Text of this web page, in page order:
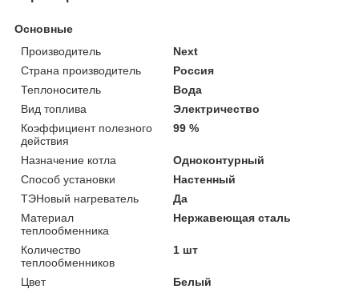
Основные
Производитель
Next
Страна производитель
Россия
Теплоноситель
Вода
Вид топлива
Электричество
Коэффициент полезного
действия
99 %
Назначение котла
Одноконтурный
Способ установки
Настенный
ТЭНовый нагреватель
Да
Материал
теплообменника
Нержавеющая сталь
Количество
теплообменников
1 шт
Цвет
Белый